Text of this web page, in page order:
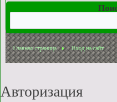
Главная страница Вход на сайт
Авторизация